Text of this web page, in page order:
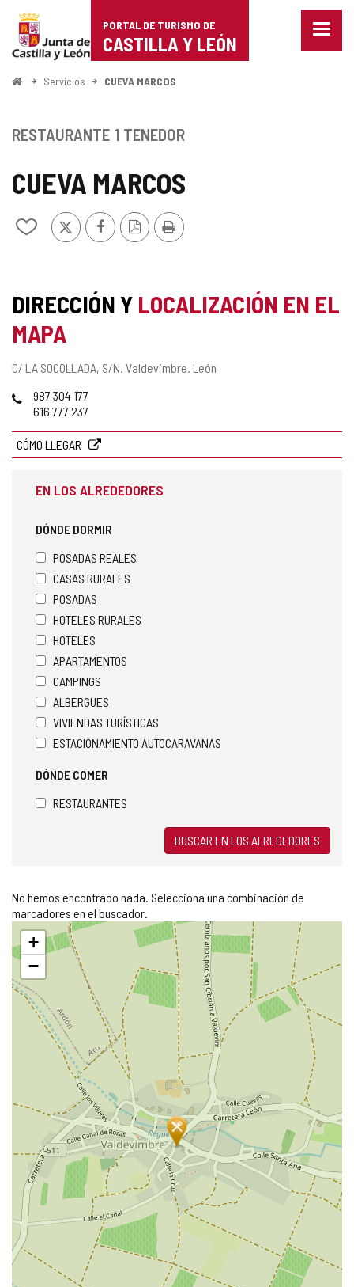
Portal
de
Turismo
Castilla
León
PORTAL DE TURISMO DE
CASTILLA Y LEÓN
Menu
InicioServicios CUEVA MARCOS
CUEVA MARCOS
Añadir/quitar
X FacebookVersión
PDF
Imprimir
RESTAURANTE 1 TENEDOR
DIRECCIÓN Y LOCALIZACIÓN EN EL
MAPA
Dirección
C/ LA SOCOLLADA, S/N. Valdevimbre. León
Teléfonos
987 304 177
616 777 237
CÓMO LLEGAR
EN LOS ALREDEDORES
DÓNDE DORMIR
POSADAS REALES
CASAS RURALES
POSADAS
HOTELES RURALES
HOTELES
APARTAMENTOS
CAMPINGS
ALBERGUES
VIVIENDAS TURÍSTICAS
ESTACIONAMIENTO AUTOCARAVANAS
DÓNDE COMER
RESTAURANTES
BUSCAR EN LOS ALREDEDORES
No hemos encontrado nada. Selecciona una combinación de
marcadores en el buscador.
Saltar
mapa
+
−